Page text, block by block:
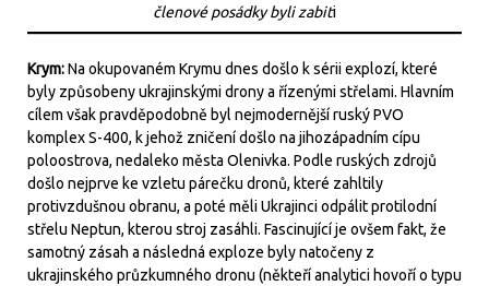
členové posádky byli zabiti
Krym:Na okupovaném Krymu dnes došlo k sérii explozí, které
byly způsobeny ukrajinskými drony a řízenými střelami. Hlavním
cílem však pravděpodobně byl nejmodernější ruský PVO
komplex S-400, k jehož zničení došlo na jihozápadním cípu
poloostrova, nedaleko města Olenivka. Podle ruských zdrojů
došlo nejprve ke vzletu párečku dronů, které zahltily
protivzdušnou obranu, a poté měli Ukrajinci odpálit protilodní
střelu Neptun, kterou stroj zasáhli. Fascinující je ovšem fakt, že
samotný zásah a následná exploze byly natočeny z
ukrajinského průzkumného dronu (někteří analytici hovoří o typu